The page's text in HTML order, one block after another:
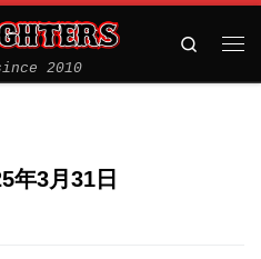
2010
Search
年3月31日